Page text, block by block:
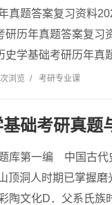
真题答案复习资料
研历年真题答案复习
史学基础考研历年真
浏览 / 考研专业课
础考研真题
库第一编 中国古代
洞人时期已掌握磨
陶文化D．父系氏